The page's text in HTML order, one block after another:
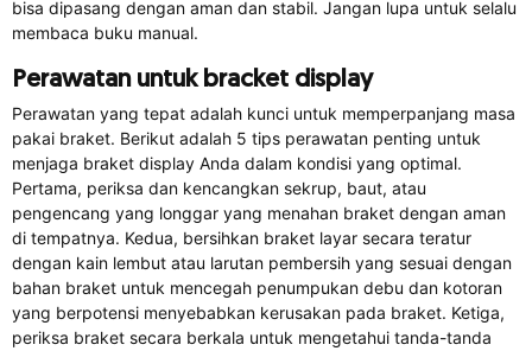
bisa dipasang dengan aman dan stabil. Jangan lupa untuk selalu
membaca buku manual.
Perawatan untuk bracket display
Perawatan yang tepat adalah kunci untuk memperpanjang masa
pakai braket. Berikut adalah 5 tips perawatan penting untuk
menjaga braket display Anda dalam kondisi yang optimal.
Pertama, periksa dan kencangkan sekrup, baut, atau
pengencang yang longgar yang menahan braket dengan aman
di tempatnya. Kedua, bersihkan braket layar secara teratur
dengan kain lembut atau larutan pembersih yang sesuai dengan
bahan braket untuk mencegah penumpukan debu dan kotoran
yang berpotensi menyebabkan kerusakan pada braket. Ketiga,
periksa braket secara berkala untuk mengetahui tanda-tanda